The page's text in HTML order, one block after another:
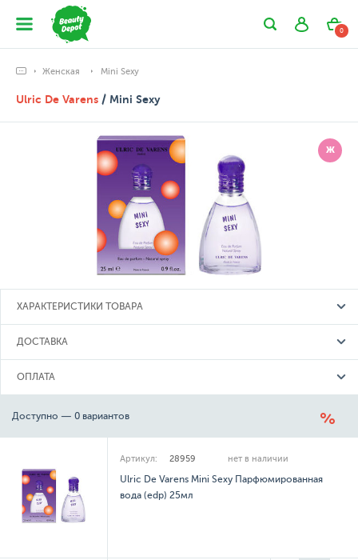
0
Женская Mini Sexy
Ulric De Varens / Mini Sexy
Ж
ХАРАКТЕРИСТИКИ ТОВАРА
ДОСТАВКА
ОПЛАТА
Доступно — 0 вариантов
Артикул: 28959 нет в наличии
Ulric De Varens Mini Sexy Парфюмированная
вода (edp) 25мл